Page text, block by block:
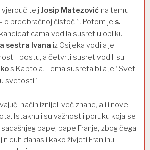
vjeroučitelj Josip Matezović na temu
o predbračnoj čistoći”. Potom je s.
vodila susret u obliku
sestra Ivana iz Osijeka vodila je
i postu, a četvrti susret vodili su
s Kaptola. Tema susreta bila je “Sveti
svetosti”.
način iznijeli već znane, ali i nove
Istaknuli su važnost i poruku koja se
pape, pape Franje, zbog čega
duh danas i kako živjeti Franjinu